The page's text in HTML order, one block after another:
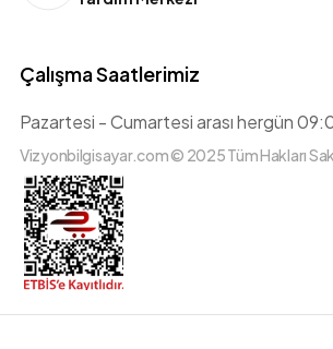
Çalışma Saatlerimiz
Pazartesi - Cumartesi arası hergün
Vizyonbilgisayar.com © 2025 Tüm Hakları